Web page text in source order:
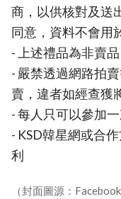
商，以供核對及送
同意，資料不會用
- 上述禮品為非賣品
- 嚴禁透過網路拍
賣，違者如經查獲
- 每人只可以參加
- KSD韓星網或合
利
（封面圖源：